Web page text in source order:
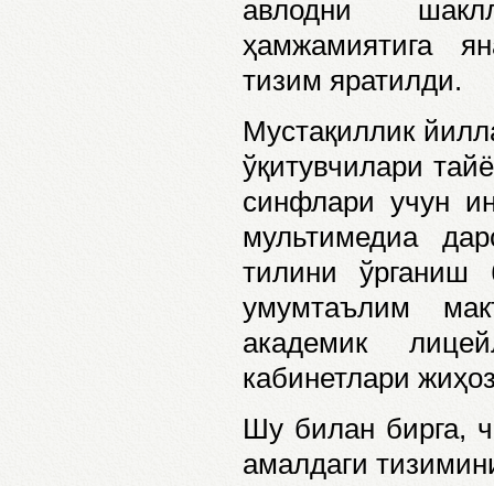
авлодни
ҳамжамиятига
тизим яратилди.
Мустақиллик
ўқитувчилари
синфлари учун
мультимедиа
тилини ўрганиш
умумтаълим
академик
кабинетлари
Шу билан бирга,
амалдаги